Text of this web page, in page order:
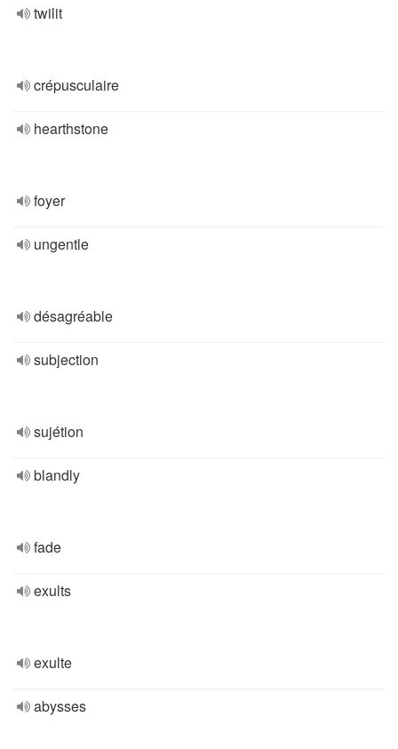
twilit
crépusculaire
hearthstone
foyer
ungentle
désagréable
subjection
sujétion
blandly
fade
exults
exulte
abysses